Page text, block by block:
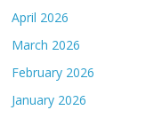
April 2026
March 2026
February 2026
January 2026